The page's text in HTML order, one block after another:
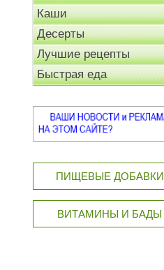
Каши
Десерты
Лучшие рецепты
Быстрая еда
ПИЩЕВЫЕ ДОБАВКИ
ВИТАМИНЫ И БАДЫ